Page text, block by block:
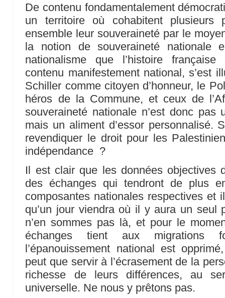
De contenu fondamentalement
un territoire où cohabitent plusieurs
ensemble leur souveraineté par le
la notion de souveraineté nationale
nationalisme que l’histoire
contenu manifestement national, s’est
Schiller comme citoyen d’honneur, le
héros de la Commune, et ceux de
souveraineté nationale n’est donc pas
mais un aliment d’essor personnalisé.
revendiquer le droit pour les
indépendance ?
Il est clair que les données objectives
des échanges qui tendront de plus
composantes nationales respectives
qu’un jour viendra où il y aura un seul
n’en sommes pas là, et pour le
échanges tient aux migrations
l’épanouissement national est
peut que servir à l’écrasement de la
richesse de leurs différences, au
universelle. Ne nous y prêtons pas.